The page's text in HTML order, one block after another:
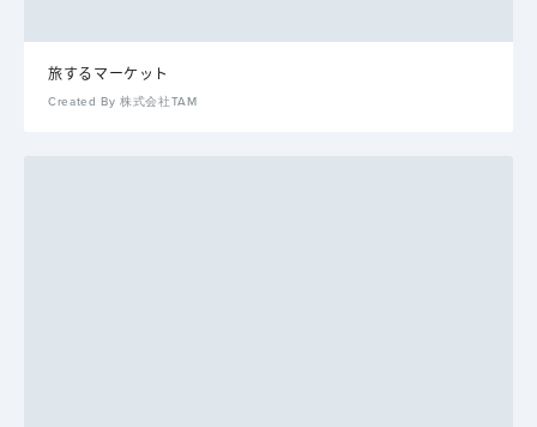
旅するマーケット
Created By 株式会社TAM